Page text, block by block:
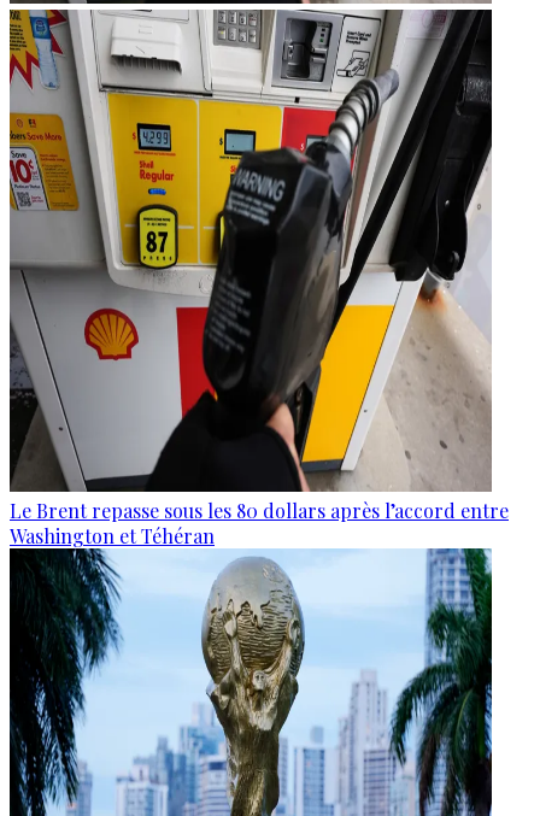
Le Brent repasse sous les 80 dollars après l’accord entre
Washington et Téhéran